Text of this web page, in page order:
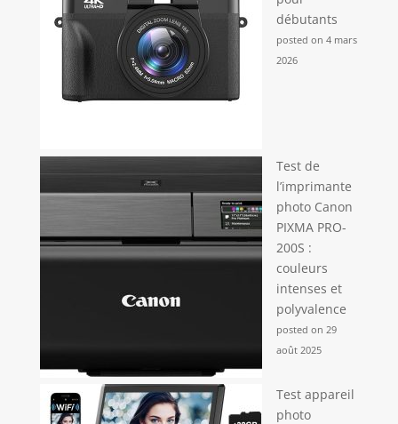
débutants
posted on 4 mars
2026
Test de
l’imprimante
photo Canon
PIXMA PRO-
200S :
couleurs
intenses et
polyvalence
posted on 29
août 2025
Test appareil
photo